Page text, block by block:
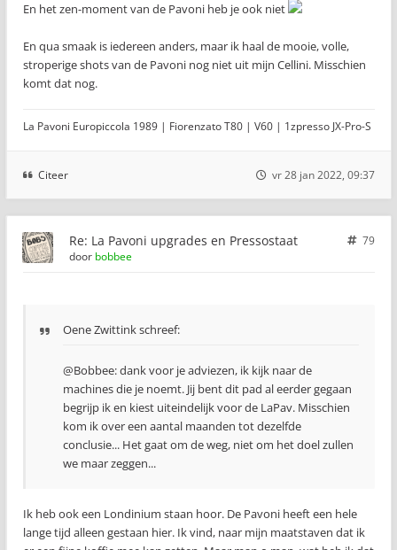
En het zen-moment van de Pavoni heb je ook niet
En qua smaak is iedereen anders, maar ik haal de mooie, volle,
stroperige shots van de Pavoni nog niet uit mijn Cellini. Misschien
komt dat nog.
La Pavoni Europiccola 1989 | Fiorenzato T80 | V60 | 1zpresso JX-Pro-S
Citeer vr 28 jan 2022, 09:37
Re: La Pavoni upgrades en Pressostaat
79
door bobbee
Oene Zwittink schreef:
@Bobbee: dank voor je adviezen, ik kijk naar de
machines die je noemt. Jij bent dit pad al eerder gegaan
begrijp ik en kiest uiteindelijk voor de LaPav. Misschien
kom ik over een aantal maanden tot dezelfde
conclusie... Het gaat om de weg, niet om het doel zullen
we maar zeggen...
Ik heb ook een Londinium staan hoor. De Pavoni heeft een hele
lange tijd alleen gestaan hier. Ik vind, naar mijn maatstaven dat ik